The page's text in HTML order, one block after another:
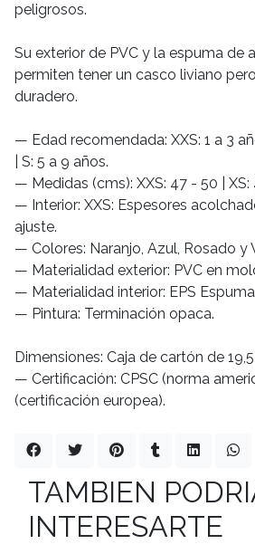
peligrosos.
Su exterior de PVC y la espuma de
permiten tener un casco liviano
duradero.
— Edad recomendada: XXS: 1 a 3
| S: 5 a 9 años.
— Medidas (cms): XXS: 47 - 50 |
— Interior: XXS: Espesores
ajuste.
— Colores: Naranjo, Azul, Rosado y
— Materialidad exterior: PVC en
— Materialidad interior: EPS
— Pintura: Terminación opaca.
Dimensiones: Caja de cartón de
— Certificación: CPSC (norma
(certificación europea).
TAMBIEN
INTERESARTE